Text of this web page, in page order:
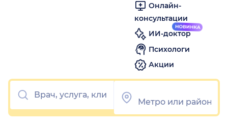
Онлайн-
консультации
ИИ-доктор
Психологи
Акции